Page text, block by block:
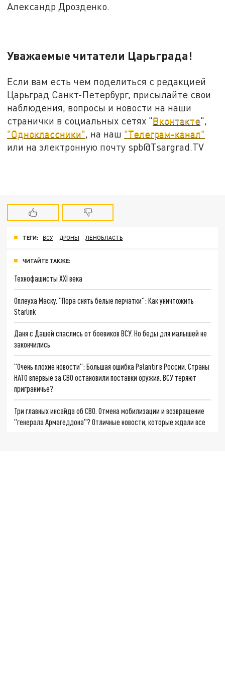
Александр Дрозденко.
Уважаемые читатели Царьграда!
Если вам есть чем поделиться с редакцией
Царьград Санкт-Петербург, присылайте свои
наблюдения, вопросы и новости на наши
странички в социальных сетях "Вконтакте",
"Одноклассники", на наш "Телеграм-канал"
или на электронную почту spb@Tsargrad.TV
ТЕГИ: ВСУ ДРОНЫ ЛЕНОБЛАСТЬ
ЧИТАЙТЕ ТАКЖЕ:
Технофашисты XXI века
Оплеуха Маску. "Пора снять белые перчатки": Как уничтожить
Starlink
Даня с Дашей спаслись от боевиков ВСУ. Но беды для малышей не
закончились
"Очень плохие новости": Большая ошибка Palantir в России. Страны
НАТО впервые за СВО остановили поставки оружия. ВСУ теряют
приграничье?
Три главных инсайда об СВО. Отмена мобилизации и возвращение
"генерала Армагеддона"? Отличные новости, которые ждали все